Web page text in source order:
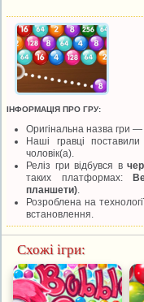
ІНФОРМАЦІЯ ПРО ГРУ:
Оригінальна назва гри
Наші гравці
чоловік(а).
Реліз гри відбувся в
таких платформах:
планшети)
Розроблена на
встановлення.
Схожі ігри: